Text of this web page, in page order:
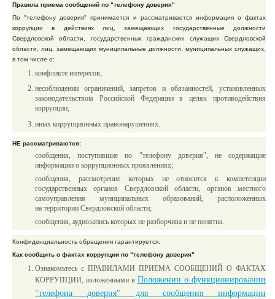
Правила приема сообщений по "телефону доверия"
По "телефону доверия" принимается и рассматривается информация о фактах
коррупции в действиях лиц, замещающих государственные должности
Свердловской области, государственных гражданских служащих Свердловской
области, лиц, замещающих муниципальные должности, муниципальных служащих,
в том числе о:
конфликте интересов;
несоблюдении ограничений, запретов и обязанностей, установленных
законодательством Российской Федерации в целях противодействия
коррупции;
иных коррупционных правонарушениях.
НЕ рассматриваются:
сообщения, поступившие по "телефону доверия", не содержащие
информации о коррупционных проявлениях;
сообщения, рассмотрение которых не относится к компетенции
государственных органов Свердловской области, органов местного
самоуправления муниципальных образований, расположенных
на территории Свердловской области;
сообщения, аудиозапись которых не разборчива и не понятна.
Конфиденциальность обращения гарантируется.
Как сообщить о фактах коррупции по "телефону доверия"
Ознакомьтесь с ПРАВИЛАМИ ПРИЕМА СООБЩЕНИЙ О ФАКТАХ
КОРРУПЦИИ, изложенными в Положении о функционировании
"телефона доверия" для сообщения информации